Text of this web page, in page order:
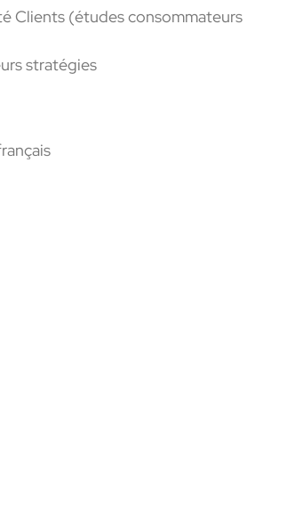
Clients (études consommateurs
stratégies